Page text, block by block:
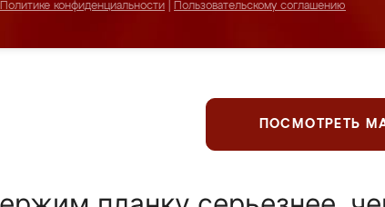
Политике конфиденциальности
Пользовательскому соглашению
ПОСМОТРЕТЬ